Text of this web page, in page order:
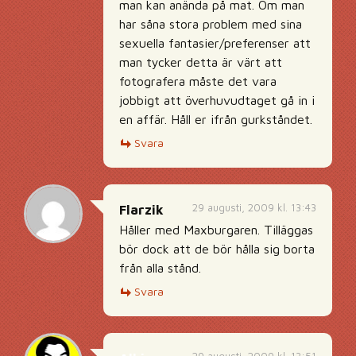
man kan anända på mat. Om man
har såna stora problem med sina
sexuella fantasier/preferenser att
man tycker detta är värt att
fotografera måste det vara
jobbigt att överhuvudtaget gå in i
en affär. Håll er ifrån gurkståndet.
Svara
29 augusti, 2009 kl. 13:43
Flarzik
Håller med Maxburgaren. Tilläggas
bör dock att de bör hålla sig borta
från alla stånd.
Svara